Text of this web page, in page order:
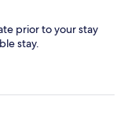
prior to your stay
stay.